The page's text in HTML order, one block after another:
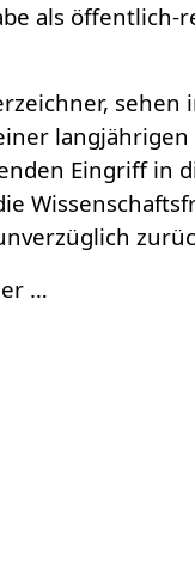
als
Eingriff in
…